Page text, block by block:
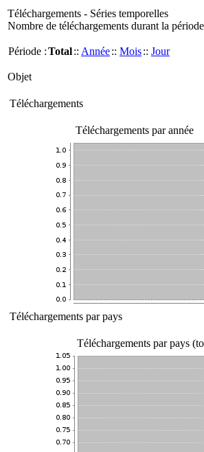
Téléchargements - Séries temporelles
Nombre de téléchargements durant la période
Période :Total:: Année:: Mois:: Jour
Objet
Téléchargements
Téléchargements par année
Téléchargements par pays
Téléchargements par pays